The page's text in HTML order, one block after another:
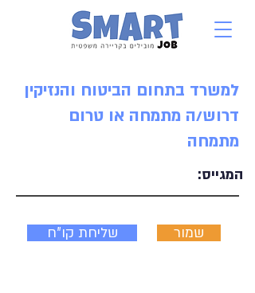
למשרד בתחום הביטוח והנזיקין
דרוש/ה מתמחה או טרום
מתמחה
המגייס:
שליחת קו"ח שמור